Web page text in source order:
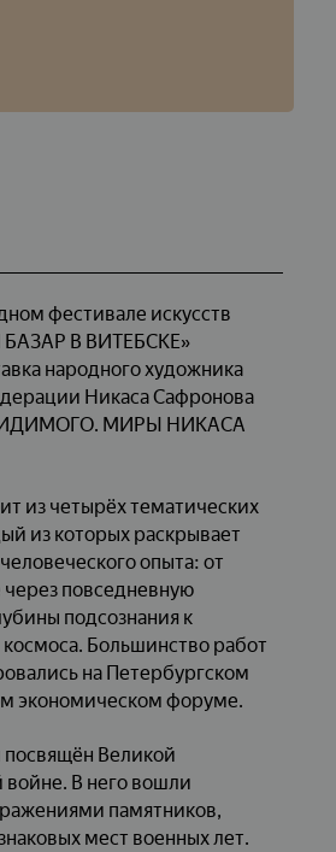
фестивале искусств
В ВИТЕБСКЕ»
народного художника
Никаса Сафронова
МИРЫ НИКАСА
из четырёх тематических
из которых раскрывает
опыта: от
повседневную
подсознания к
Большинство работ
на Петербургском
экономическом форуме.
Великой
войне. В него вошли
памятников,
мест военных лет.